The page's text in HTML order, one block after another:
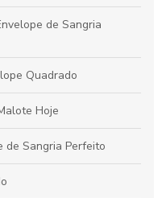
de Sangria
Quadrado
Hoje
de Sangria Perfeito